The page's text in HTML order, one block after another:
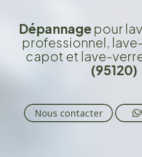
Dépannage pour
professionnel,
capot et lave-
(95120)
Nous contacter